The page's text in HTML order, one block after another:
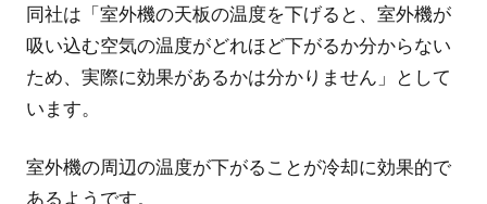
同社は「室外機の天板の温度を下げると、室外機が
吸い込む空気の温度がどれほど下がるか分からない
ため、実際に効果があるかは分かりません」として
います。
室外機の周辺の温度が下がることが冷却に効果的で
あるようです。